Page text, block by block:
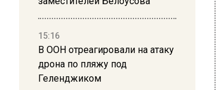
15:16
В ООН отреагировали на атаку
дрона по пляжу под
Геленджиком